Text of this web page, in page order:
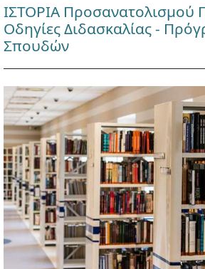
ΙΣΤΟΡΙΑ Προσανατολισμού
Οδηγίες Διδασκαλίας -
Σπουδών